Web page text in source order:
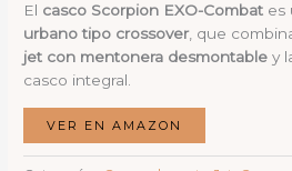
El casco Scorpion EXO-Combat es
urbano tipo crossover, que
jet con mentonera desmontable y
casco integral.
VER EN AMAZON